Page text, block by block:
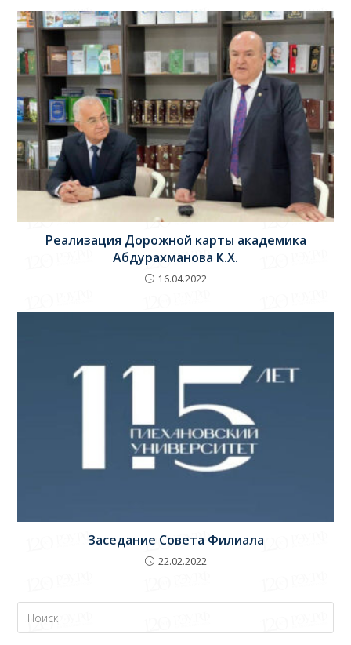
Реализация Дорожной карты академика
Абдурахманова К.Х.
16.04.2022
Заседание Совета Филиала
22.02.2022